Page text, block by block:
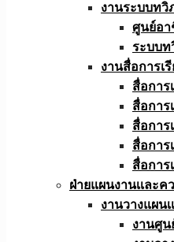
งานระบบทวิ
ศูนย์อ
ระบบท
งานสื่อการเ
สื่อการ
สื่อการ
สื่อการ
สื่อการ
สื่อการ
ฝ่ายแผนงานเเละ
งานวางแผน
งานศู